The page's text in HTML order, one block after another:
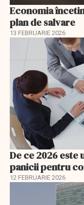
Economia
plan de salvare
13 FEBRUARIE 2026
De ce 2026 este
panicii pentru
12 FEBRUARIE 2026